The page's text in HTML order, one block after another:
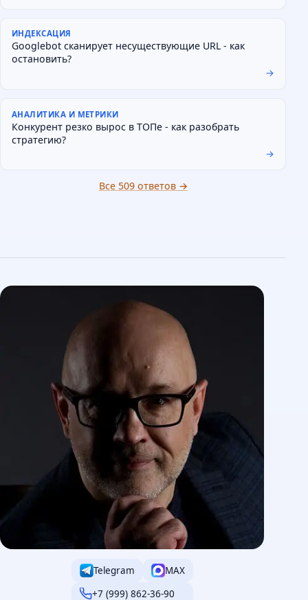
ИНДЕКСАЦИЯ
Googlebot сканирует несуществующие URL - как
остановить?
→
АНАЛИТИКА И МЕТРИКИ
Конкурент резко вырос в ТОПе - как разобрать
стратегию?
→
Все 509 ответов →
Telegram
MAX
+7 (999) 862-36-90